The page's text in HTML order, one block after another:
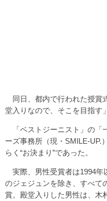
同日、都内で行われた授賞
堂入りなので、そこを目指す
「ベストジーニスト」の「
ーズ事務所（現・SMILE-UP.
らく“お決まり”であった。
実際、男性受賞者は1994年
のジェジュンを除き、すべて
賞。殿堂入りした男性は、木